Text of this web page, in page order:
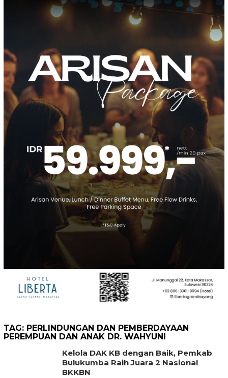
TAG: PERLINDUNGAN DAN PEMBERDAYAAN
PEREMPUAN DAN ANAK DR. WAHYUNI
Kelola DAK KB dengan Baik, Pemkab
Bulukumba Raih Juara 2 Nasional
BKKBN